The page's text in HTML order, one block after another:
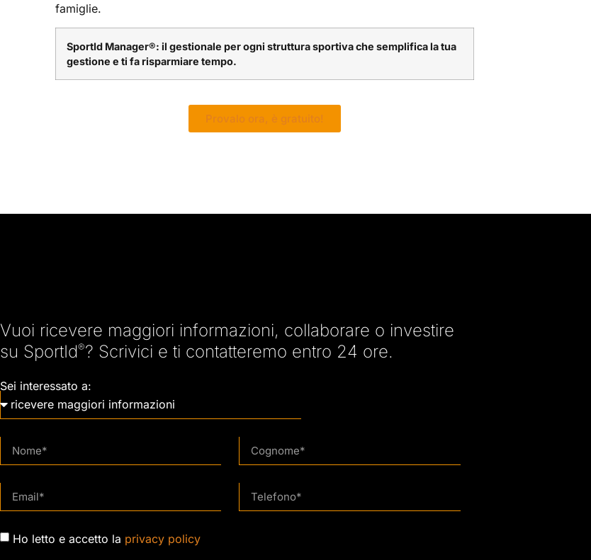
famiglie.
SportId Manager®: il gestionale per ogni struttura sportiva che semplifica la tua
gestione e ti fa risparmiare tempo.
Provalo ora, è gratuito!
Vuoi ricevere maggiori informazioni, collaborare o investire
su SportId®? Scrivici e ti contatteremo entro 24 ore.
Sei interessato a:
Ho letto e accetto la privacy policy